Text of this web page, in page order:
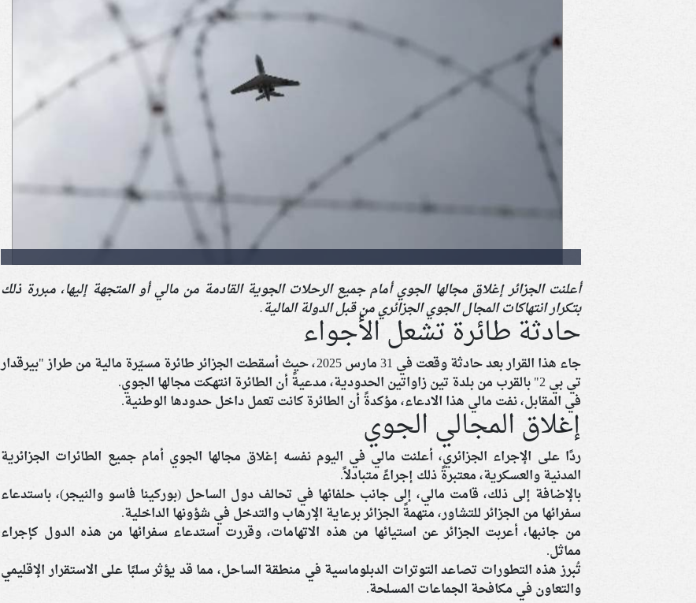
أعلنت الجزائر إغلاق مجالها الجوي أمام جميع الرحلات الجوية القادمة من مالي أو المتجهة إليها، مبررة ذلك
بتكرار انتهاكات المجال الجوي الجزائري من قبل الدولة المالية. ​
حادثة طائرة تشعل الأجواء
جاء هذا القرار بعد حادثة وقعت في 31 مارس 2025، حيث أسقطت الجزائر طائرة مسيّرة مالية من طراز "بيرقدار
تي بي 2" بالقرب من بلدة تين زاواتين الحدودية، مدعيةً أن الطائرة انتهكت مجالها الجوي.
في المقابل، نفت مالي هذا الادعاء، مؤكدةً أن الطائرة كانت تعمل داخل حدودها الوطنية. ​
إغلاق المجالي الجوي
ردًا على الإجراء الجزائري، أعلنت مالي في اليوم نفسه إغلاق مجالها الجوي أمام جميع الطائرات الجزائرية
المدنية والعسكرية، معتبرةً ذلك إجراءً متبادلاً. ​
بالإضافة إلى ذلك، قامت مالي، إلى جانب حلفائها في تحالف دول الساحل (بوركينا فاسو والنيجر)، باستدعاء
سفرائها من الجزائر للتشاور، متهمةً الجزائر برعاية الإرهاب والتدخل في شؤونها الداخلية.
من جانبها، أعربت الجزائر عن استيائها من هذه الاتهامات، وقررت استدعاء سفرائها من هذه الدول كإجراء
مماثل. ​
تُبرز هذه التطورات تصاعد التوترات الدبلوماسية في منطقة الساحل، مما قد يؤثر سلبًا على الاستقرار الإقليمي
والتعاون في مكافحة الجماعات المسلحة.​